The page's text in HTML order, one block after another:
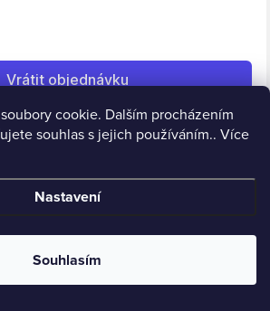
cookie. Dalším procházením
souhlas s jejich používáním.. Více
Nastavení
Souhlasím